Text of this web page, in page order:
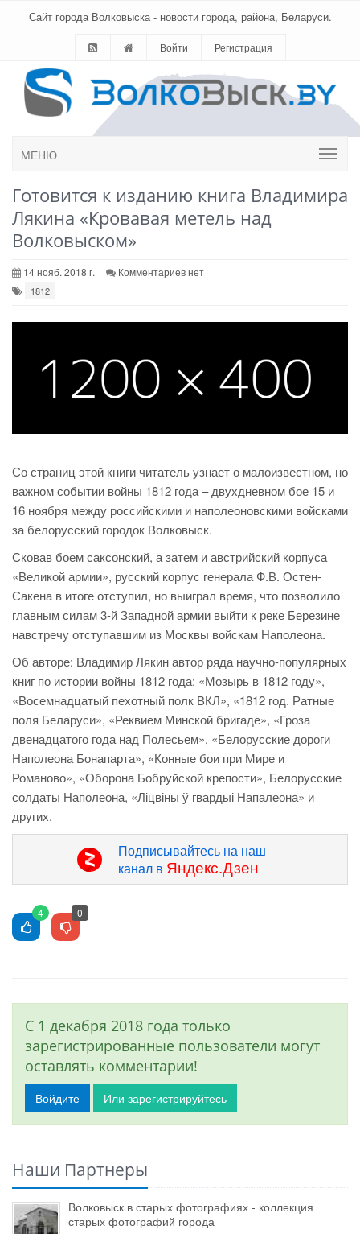
Сайт города Волковыска - новости города, района, Беларуси.
Войти Регистрация
МЕНЮ
Готовится к изданию книга Владимира
Лякина «Кровавая метель над
Волковыском»
14 нояб. 2018 г. Комментариев нет
1812
Со страниц этой книги читатель узнает о малоизвестном, но
важном событии войны 1812 года – двухдневном бое 15 и
16 ноября между российскими и наполеоновскими войсками
за белорусский городок Волковыск.
Сковав боем саксонский, а затем и австрийский корпуса
«Великой армии», русский корпус генерала Ф.В. Остен-
Сакена в итоге отступил, но выиграл время, что позволило
главным силам 3-й Западной армии выйти к реке Березине
навстречу отступавшим из Москвы войскам Наполеона.
Об авторе: Владимир Лякин автор ряда научно-популярных
книг по истории войны 1812 года: «Мозырь в 1812 году»,
«Восемнадцатый пехотный полк ВКЛ», «1812 год. Ратные
поля Беларуси», «Реквием Минской бригаде», «Гроза
двенадцатого года над Полесьем», «Белорусские дороги
Наполеона Бонапарта», «Конные бои при Мире и
Романово», «Оборона Бобруйской крепости», Белорусские
солдаты Наполеона, «Ліцвіны ў гвардыі Напалеона» и
других.
Подписывайтесь на наш
канал в Яндекс.Дзен
4 0
С 1 декабря 2018 года только
зарегистрированные пользователи могут
оставлять комментарии!
Войдите Или зарегистрируйтесь
Наши Партнеры
Волковыск в старых фотографиях - коллекция
старых фотографий города